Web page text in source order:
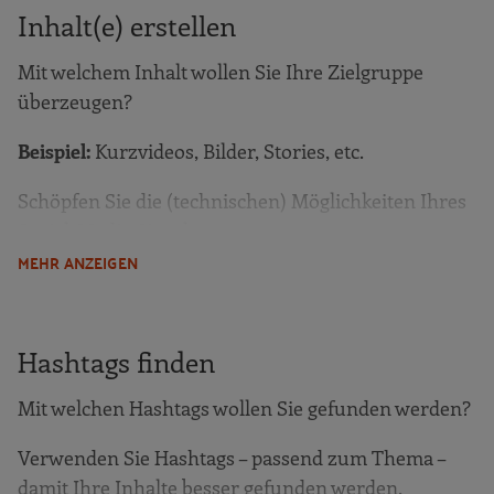
Inhalt(e) erstellen
Mit welchem Inhalt wollen Sie Ihre Zielgruppe
überzeugen?
Beispiel: Kurzvideos, Bilder, Stories, etc.
Schöpfen Sie die (technischen) Möglichkeiten Ihres
Kurzvideos sind absolut im Trend. Vor allem
konsumieren und einfach teilen. Und noch einen
Vorteil bieten sie: Sie können Kurzvideos auch
schnell mit dem Smartphone umsetzen, ohne
MEHR ANZEIGEN
Hashtags finden
Mit welchen Hashtags wollen Sie gefunden werden?
Verwenden Sie Hashtags – passend zum Thema –
damit Ihre Inhalte besser gefunden werden.